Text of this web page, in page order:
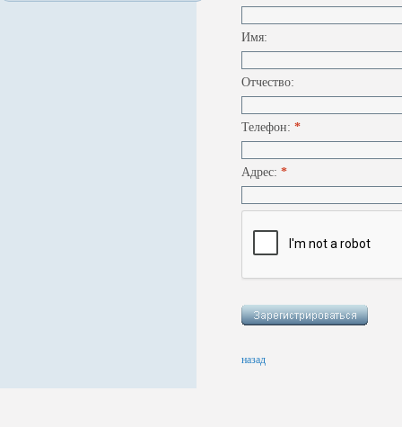
Имя:
Отчество:
Телефон: *
Адрес: *
назад